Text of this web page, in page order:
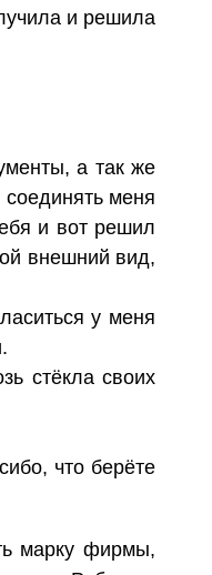
и решила
а так же
меня
и вот решил
внешний вид,
у меня
стёкла своих
что берёте
марку фирмы,